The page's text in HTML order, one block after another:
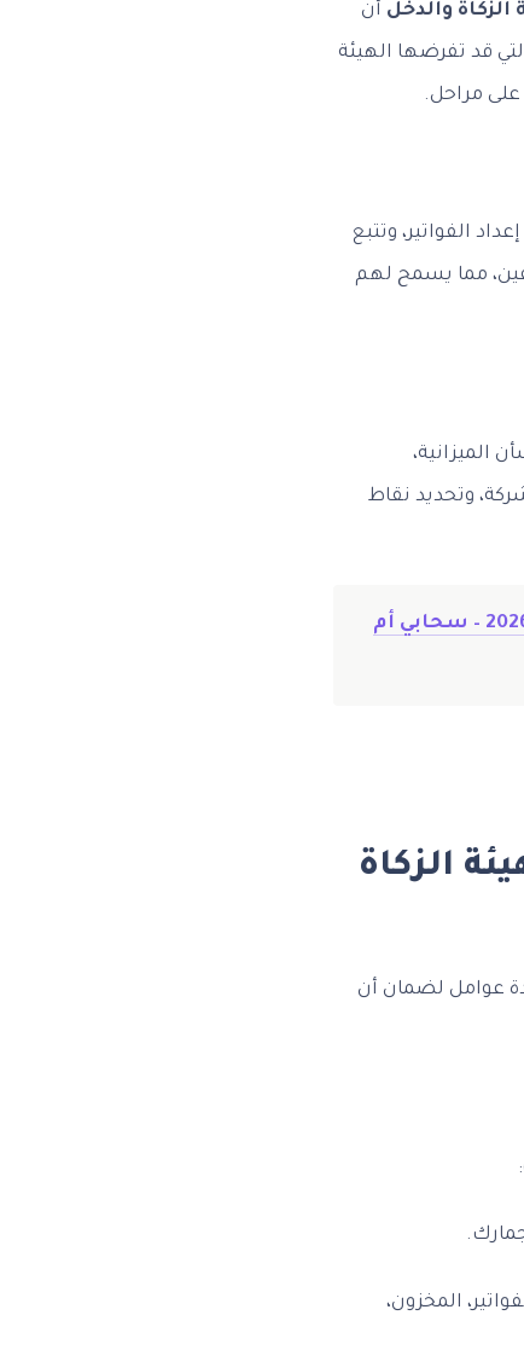
والدخل أن
قد تفرضها الهيئة
على مراحل.
الفواتير، وتتبع
مما يسمح لهم
الميزانية،
وتحديد نقاط
دليل شامل: تكلفة نظام نقاط بيع POS لمتجر صغير في السعودية 2026 – سحابي أم
الزكاة
عوامل لضمان أن
المخزون،